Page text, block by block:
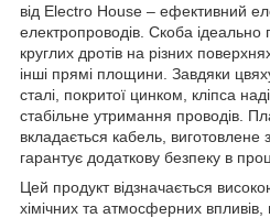
від Electro House – ефективний
електропроводів. Скоба ідеально
круглих дротів на різних
інші прямі площини. Завдяки
сталі, покритої цинком, кліпса
стабільне утримання проводів.
вкладається кабель,
гарантує додаткову безпеку в
Цей продукт відзначається
хімічних та атмосферних